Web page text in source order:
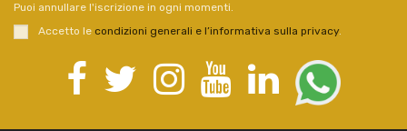
Puoi annullare l'iscrizione in ogni momenti.
Accetto le condizioni generali e l’informativa sulla privacy.